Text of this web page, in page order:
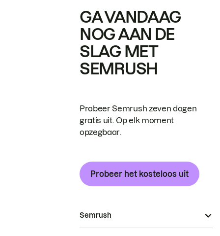
GA VANDAAG
NOG AAN DE
SLAG MET
SEMRUSH
Probeer Semrush zeven dagen
gratis uit. Op elk moment
opzegbaar.
Probeer het kosteloos uit
Semrush